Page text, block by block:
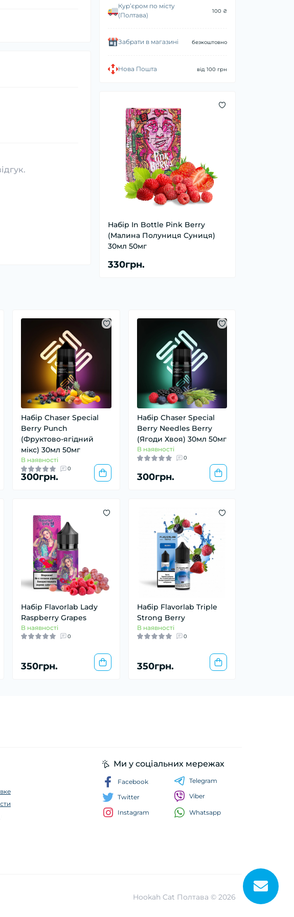
Курʼєром по місту
(Полтава)
100 ₴
Забрати в магазині безкоштовно
Нова Пошта від 100 грн
Набір In Bottle Pink Berry
(Малина Полуниця Суниця)
30мл 50мг
330грн.
Набір Chaser Special
Berry Punch
(Фруктово-ягідний
мікс) 30мл 50мг
В наявності
0
300грн.
Набір Chaser Special
Berry Needles Berry
(Ягоди Хвоя) 30мл 50мг
В наявності
0
300грн.
Набір Flavorlab Lady
Raspberry Grapes
В наявності
0
350грн.
Набір Flavorlab Triple
Strong Berry
В наявності
0
350грн.
Ми у соціальних мережах
Facebook
Twitter
Instagram
Telegram
Viber
Whatsapp
Hookah Cat Полтава © 2026